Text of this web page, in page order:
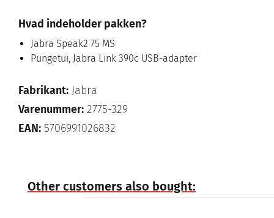
Hvad indeholder pakken?
Jabra Speak2 75 MS
Pungetui, Jabra Link 390c USB-adapter
Fabrikant: Jabra
Varenummer: 2775-329
EAN: 5706991026832
Other customers also bought: